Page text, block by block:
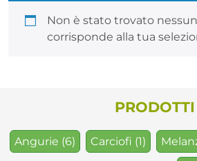
PRODOTTI
Angurie (6) Carciofi (1)
Non è stato trovato
corrisponde alla tua